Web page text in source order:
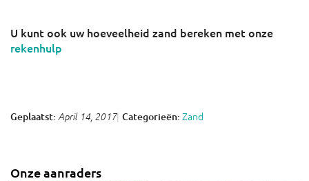
U kunt ook uw hoeveelheid zand bereken met onze
rekenhulp
Geplaatst: April 14, 2017 Categorieën: Zand
Onze aanraders